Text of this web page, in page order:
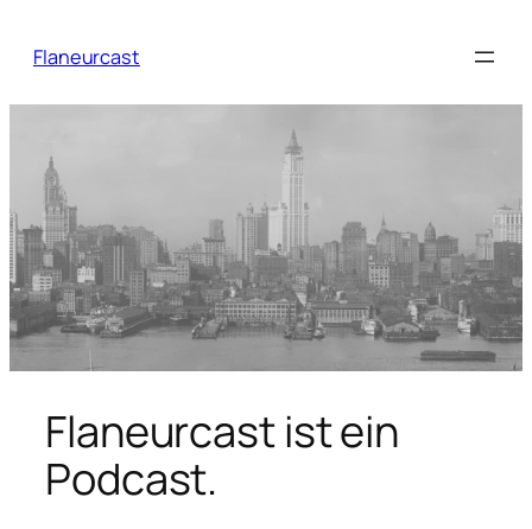
Inhalt
Flaneurcast
Flaneurcast ist ein
Podcast.